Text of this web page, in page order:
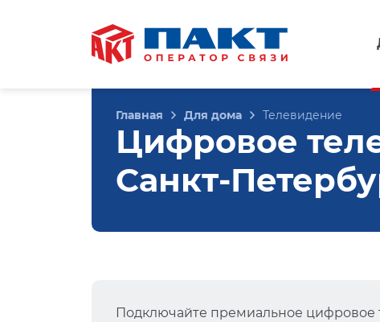
Главная Для дома Телевидение
Цифровое
Санкт-
Подключайте премиальное цифровое